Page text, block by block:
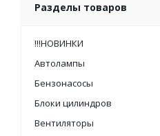
Разделы товаров
!!!НОВИНКИ
Автолампы
Бензонасосы
Блоки цилиндров
Вентиляторы